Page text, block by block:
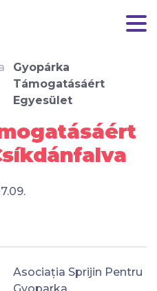
Gyopárka
Támogatásáért
Egyesület
Asociația Sprijin Pentru